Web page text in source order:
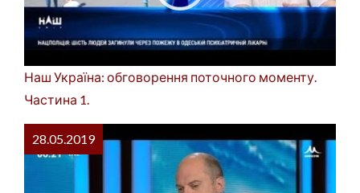
Наш Україна: обговорення поточного моменту.
Частина 1.
28.05.2019